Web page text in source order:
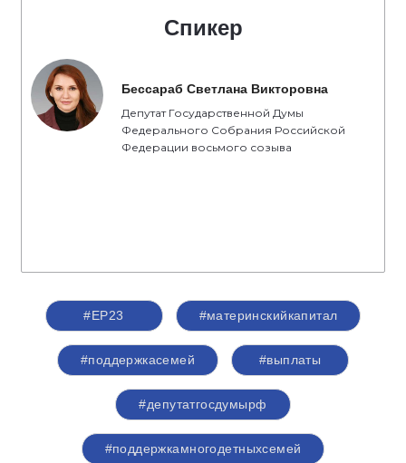
Спикер
Бессараб Светлана Викторовна
Депутат Государственной Думы
Федерального Собрания Российской
Федерации восьмого созыва
#ЕР23 #материнскийкапитал
#поддержкасемей #выплаты
#депутатгосдумырф
#поддержкамногодетныхсемей